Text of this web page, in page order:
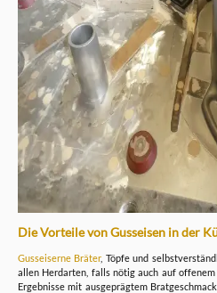
Die Vorteile von Gusseisen in der
Gusseiserne Bräter, Töpfe und
allen Herdarten, falls nötig auch auf
Ergebnisse mit ausgeprägtem